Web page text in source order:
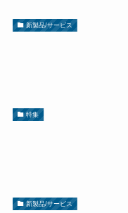
新製品/サービス
特集
新製品/サービス